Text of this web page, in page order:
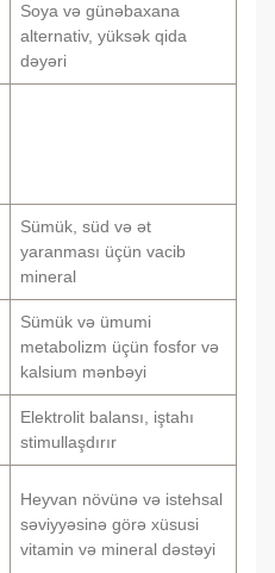
Soya və günəbaxana
alternativ, yüksək qida
dəyəri
Sümük, süd və ət
yaranması üçün vacib
mineral
Sümük və ümumi
metabolizm üçün fosfor və
kalsium mənbəyi
Elektrolit balansı, iştahı
stimullaşdırır
Heyvan növünə və istehsal
səviyyəsinə görə xüsusi
vitamin və mineral dəstəyi